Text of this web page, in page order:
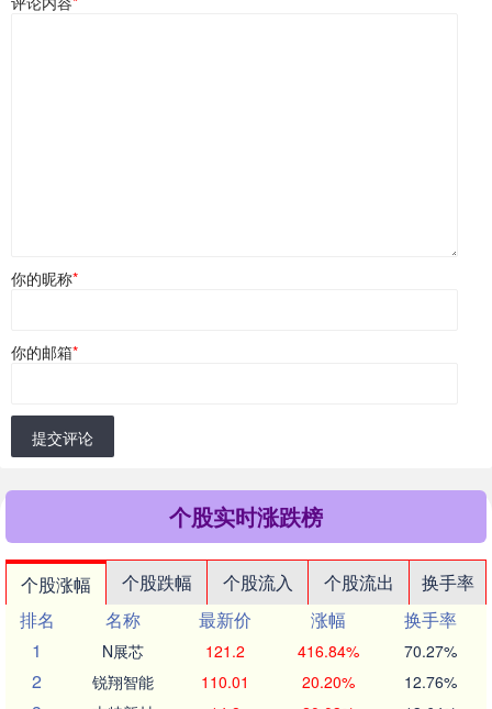
你的昵称*
你的邮箱*
提交评论
个股实时涨跌榜
个股涨幅 个股跌幅 个股流入 个股流出
换手率
排名
名称 最新价 涨幅
换手率
1
N展芯 121.2 416.84% 70.27%
2 锐翔智能 110.01 20.20% 12.76%